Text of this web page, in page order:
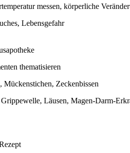
messen, körperliche
Lebensgefahr
thematisieren
Zeckenbissen
Läusen, Magen-Darm-